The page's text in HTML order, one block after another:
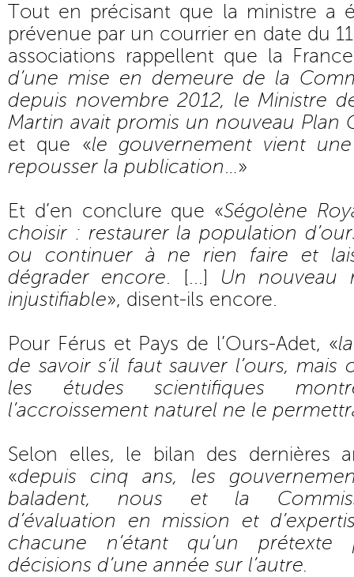
Tout en précisant que la ministre a
prévenue par un courrier en date du
associations rappellent que la
d’une mise en demeure de la
depuis novembre 2012, le Ministre
Martin avait promis un nouveau Plan
et que «le gouvernement vient
repousser la publication…»
Et d’en conclure que «Ségolène
choisir : restaurer la population
ou continuer à ne rien faire et
dégrader encore. [...] Un nouveau
injustifiable», disent-ils encore.
Pour Férus et Pays de l’Ours-Adet, «
de savoir s’il faut sauver l’ours,
les études scientifiques
l’accroissement naturel ne le
Selon elles, le bilan des dernières
«depuis cinq ans, les
baladent, nous et la
d’évaluation en mission et
chacune n’étant qu’un
décisions d’une année sur l’autre.